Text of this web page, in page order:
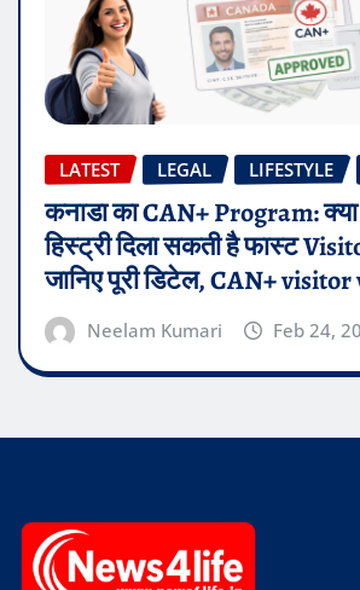
LATEST LEGAL LIFESTYLE
कनाडा का CAN+ Program:
हिस्ट्री दिला सकती है फास्ट
जानिए पूरी डिटेल, CAN+
Neelam Kumari Feb 24,